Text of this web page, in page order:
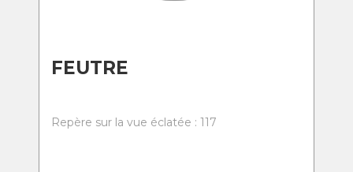
FEUTRE
Repère sur la vue éclatée : 117